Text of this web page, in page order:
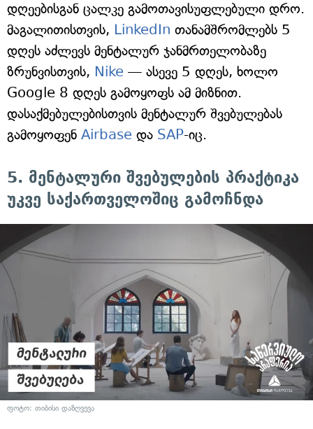
დღეებისგან ცალკე გამოთავისუფლებული დრო.
მაგალითისთვის, LinkedIn თანამშრომლებს 5
დღეს აძლევს მენტალურ ჯანმრთელობაზე
ზრუნვისთვის, Nike — ასევე 5 დღეს, ხოლო
Google 8 დღეს გამოყოფს ამ მიზნით.
დასაქმებულებისთვის მენტალურ შვებულებას
გამოყოფენ Airbase და SAP-იც.
5. მენტალური შვებულების პრაქტიკა
უკვე საქართველოშიც გამოჩნდა
ფოტო: თიბისი დაზღვევა